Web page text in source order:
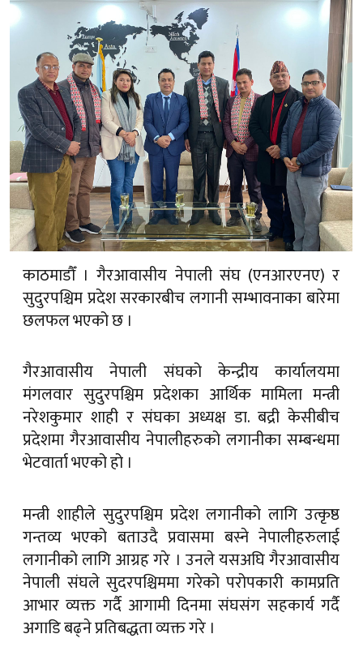
काठमाडौँ । गैरआवासीय नेपाली संघ (एनआरएनए) र
सुदुरपश्चिम प्रदेश सरकारबीच लगानी सम्भावनाका बारेमा
छलफल भएको छ ।
गैरआवासीय नेपाली संघको केन्द्रीय कार्यालयमा
मंगलवार सुदुरपश्चिम प्रदेशका आर्थिक मामिला मन्त्री
नरेशकुमार शाही र संघका अध्यक्ष डा. बद्री केसीबीच
प्रदेशमा गैरआवासीय नेपालीहरुको लगानीका सम्बन्धमा
भेटवार्ता भएको हो ।
मन्त्री शाहीले सुदुरपश्चिम प्रदेश लगानीको लागि उत्कृष्ठ
गन्तव्य भएको बताउदै प्रवासमा बस्ने नेपालीहरुलाई
लगानीको लागि आग्रह गरे । उनले यसअघि गैरआवासीय
नेपाली संघले सुदरपश्चिममा गरेको परोपकारी कामप्रति
आभार व्यक्त गर्दै आगामी दिनमा संघसंग सहकार्य गर्दै
अगाडि बढ्ने प्रतिबद्धता व्यक्त गरे ।